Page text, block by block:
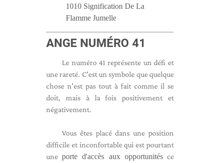
1010 Signification De La
Flamme Jumelle
ANGE NUMÉRO 41
Le numéro 41 représente un défi et
une rareté. C'est un symbole que quelque
chose n'est pas tout à fait comme il se
doit, mais à la fois positivement et
négativement.
Vous êtes placé dans une position
difficile et inconfortable qui est pourtant
uneporte d'accès aux opportunitésce